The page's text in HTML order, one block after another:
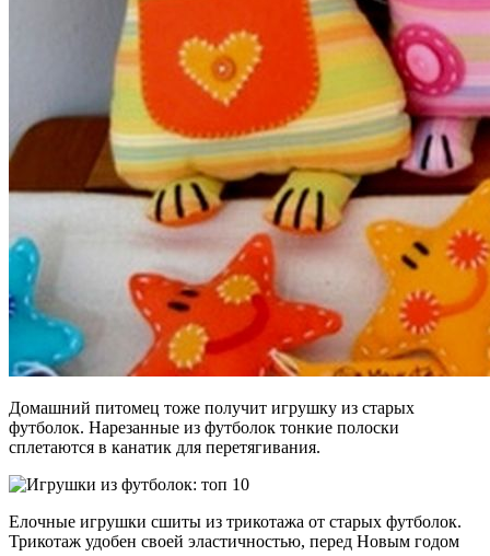
Домашний питомец тоже получит игрушку из старых
футболок. Нарезанные из футболок тонкие полоски
сплетаются в канатик для перетягивания.
Елочные игрушки сшиты из трикотажа от старых футболок.
Трикотаж удобен своей эластичностью, перед Новым годом